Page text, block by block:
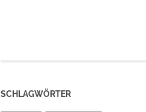
SCHLAGWÖRTER